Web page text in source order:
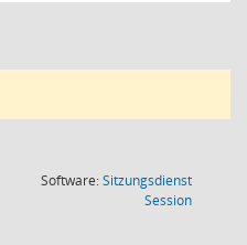
Software:Sitzungsdienst
Session(Wird in